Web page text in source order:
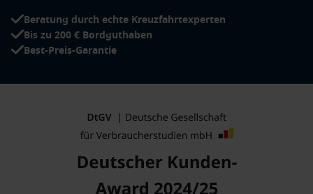
Beratung durch echte Kreuzfahrtexperten
Bis zu 200 € Bordguthaben
Best-Preis-Garantie